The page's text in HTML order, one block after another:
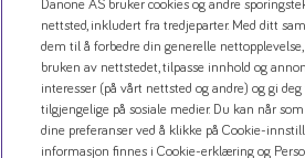
Danone AS bruker cookies og andre
nettsted, inkludert fra tredjeparter. Med ditt
dem til å forbedre din generelle
bruken av nettstedet, tilpasse innhold og
interesser (på vårt nettsted og andre) og gi
tilgjengelige på sosiale medier. Du kan når
dine preferanser ved å klikke på Cookie-
informasjon finnes i Cookie-erklæring og